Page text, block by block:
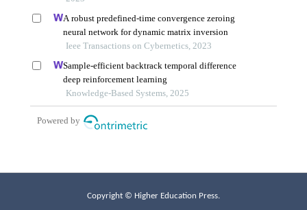
Copyright © Higher Education Press.